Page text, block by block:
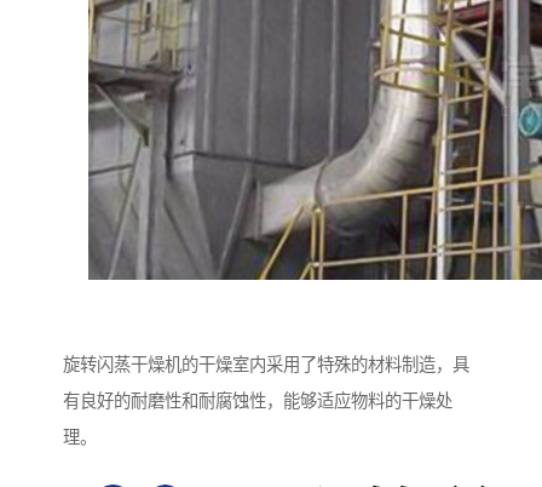
旋转闪蒸干燥机的干燥室内采用了特殊的材料制造，具
有良好的耐磨性和耐腐蚀性，能够适应物料的干燥处
理。